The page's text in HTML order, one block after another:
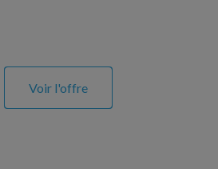
Voir l'offre